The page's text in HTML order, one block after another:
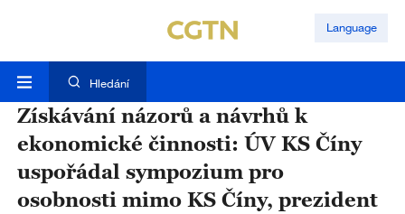
Language
Hledání
Získávání názorů a návrhů k
ekonomické činnosti: ÚV KS Číny
uspořádal sympozium pro
osobnosti mimo KS Číny, prezident